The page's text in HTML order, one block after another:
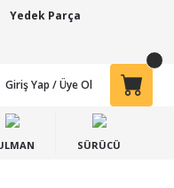
Yedek Parça
Giriş Yap /Üye Ol
SÜRÜCÜ